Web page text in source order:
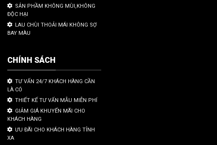
SẢN PHẦM KHÔNG MÙI,KHÔNG
ĐỘC HẠI
LAU CHÙI THOẢI MÁI KHÔNG SỢ
BAY MÀU
CHÍNH SÁCH
TƯ VẤN 24/7 KHÁCH HÀNG CẦN
LÀ CÓ
THIẾT KẾ TƯ VẤN MẪU MIỄN PHÍ
GIẢM GIÁ KHUYẾN MÃI CHO
KHÁCH HÀNG
ƯU ĐÃI CHO KHÁCH HÀNG TỈNH
XA